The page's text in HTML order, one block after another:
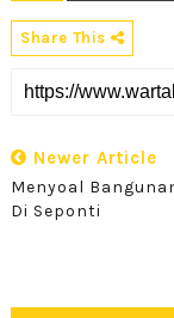
Share This
Newer Article
Menyoal
Di Seponti